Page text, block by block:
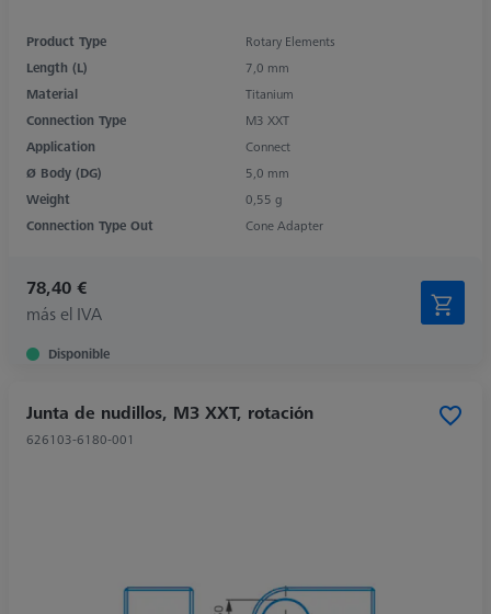
Product Type
Rotary Elements
Length (L)
7,0 mm
Material
Titanium
Connection Type
M3 XXT
Application
Connect
Ø Body (DG)
5,0 mm
Weight
0,55 g
Connection Type Out
Cone Adapter
78,40 €
más el IVA
Disponible
Junta de nudillos, M3 XXT, rotación
626103-6180-001